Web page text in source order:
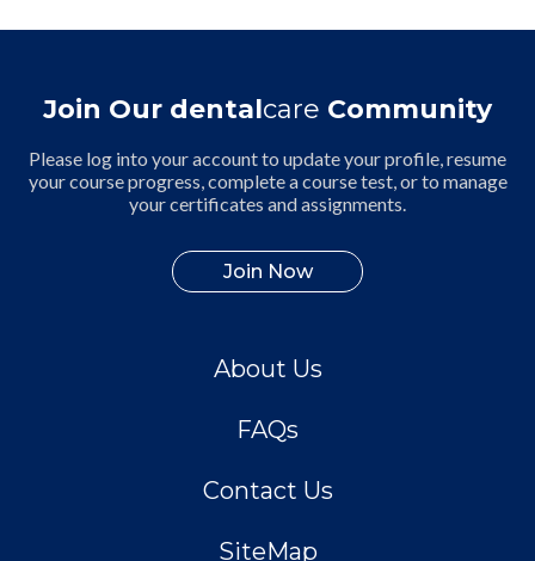
Join Our dentalcare Community
Please log into your account to update your profile, resume
your course progress, complete a course test, or to manage
your certificates and assignments.
Join Now
About Us
FAQs
Contact Us
SiteMap